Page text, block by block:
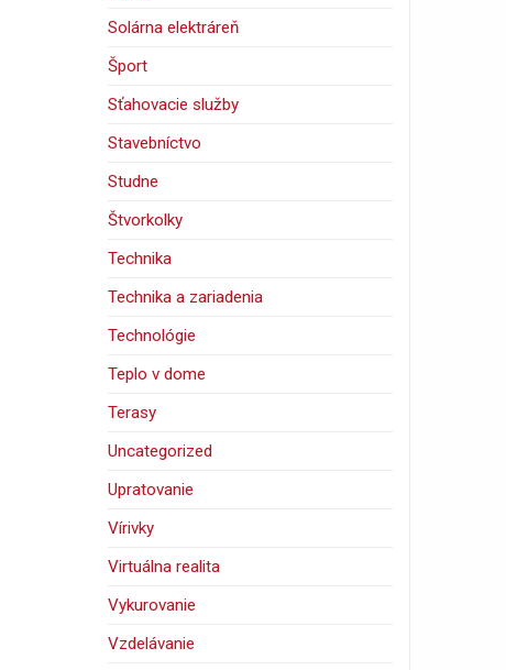
Solárna elektráreň
Šport
Sťahovacie služby
Stavebníctvo
Studne
Štvorkolky
Technika
Technika a zariadenia
Technológie
Teplo v dome
Terasy
Uncategorized
Upratovanie
Vírivky
Virtuálna realita
Vykurovanie
Vzdelávanie